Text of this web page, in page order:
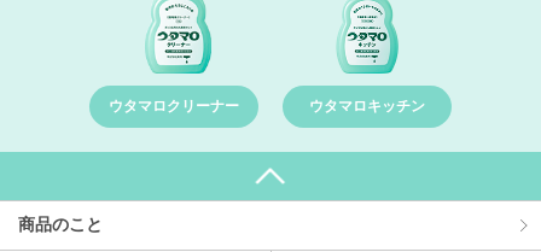
ウタマロクリーナー ウタマロキッチン
商品のこと